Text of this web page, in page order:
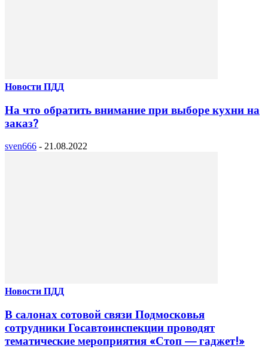
Новости ПДД
На что обратить внимание при выборе кухни на
заказ?
sven666 - 21.08.2022
Новости ПДД
В салонах сотовой связи Подмосковья
сотрудники Госавтоинспекции проводят
тематические мероприятия «Стоп — гаджет!»